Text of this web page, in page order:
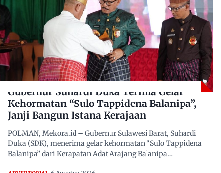
Gubernur Suhardi Duka Terima Gelar
Kehormatan “Sulo Tappidena Balanipa”,
Janji Bangun Istana Kerajaan
POLMAN, Mekora.id – Gubernur Sulawesi Barat, Suhardi
Duka (SDK), menerima gelar kehormatan “Sulo Tappidena
Balanipa” dari Kerapatan Adat Arajang Balanipa…